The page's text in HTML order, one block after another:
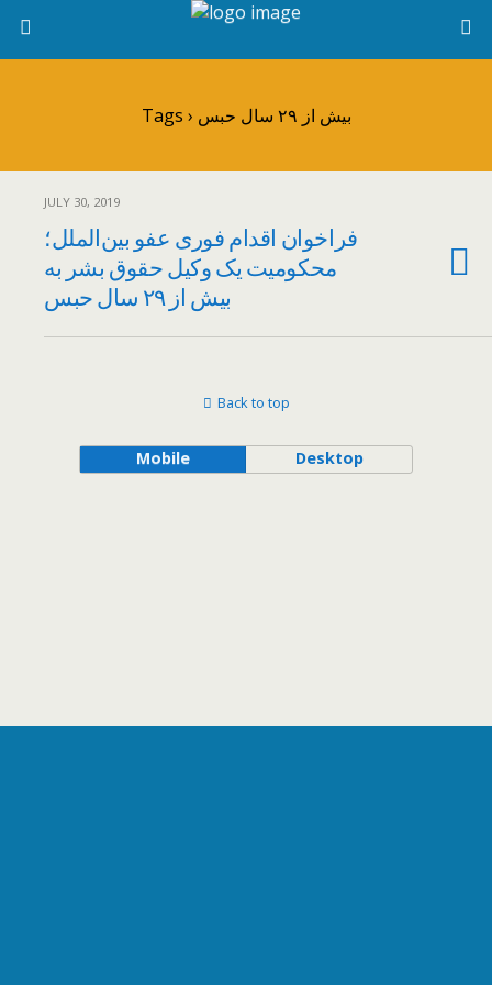
Tags › بیش از ۲۹ سال حبس
JULY 30, 2019
فراخوان اقدام فوری عفو بین‌الملل؛
محکومیت یک وکیل حقوق بشر به
بیش از ۲۹ سال حبس
Back to top
Mobile Desktop